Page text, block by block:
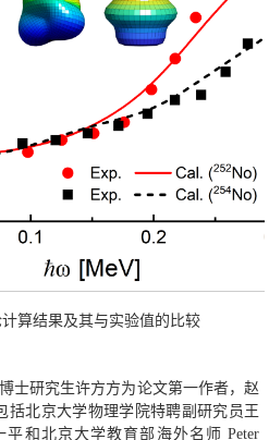
算结果及其与实验值的比较
士研究生许方方为论文第一作者，赵
括北京大学物理学院特聘副研究员王
平和北京大学教育部海外名师 Peter